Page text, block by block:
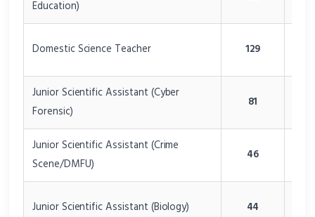
Education)
Domestic Science Teacher 129
Junior Scientific Assistant (Cyber
Forensic)
81
Junior Scientific Assistant (Crime
Scene/DMFU)
46
Junior Scientific Assistant (Biology) 44